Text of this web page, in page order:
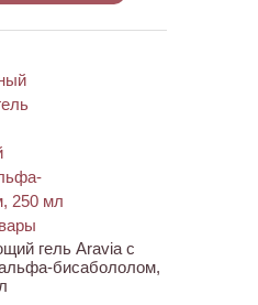
гель Aravia с
бисабололом,